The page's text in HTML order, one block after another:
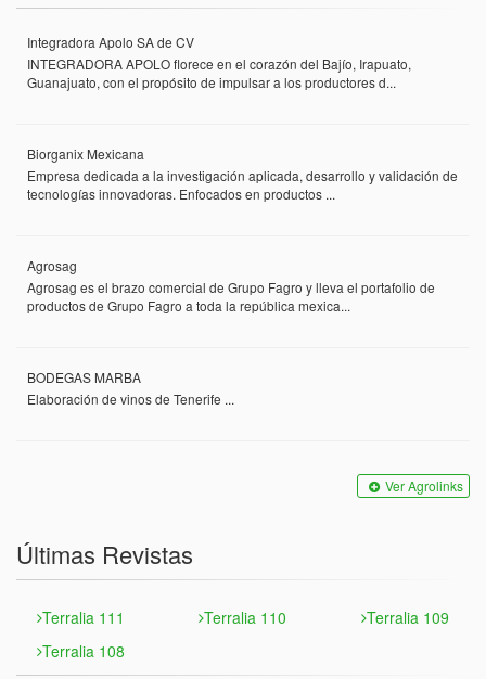
Integradora Apolo SA de CV
INTEGRADORA APOLO florece en el corazón del Bajío, Irapuato,
Guanajuato, con el propósito de impulsar a los productores d...
Biorganix Mexicana
Empresa dedicada a la investigación aplicada, desarrollo y validación de
tecnologías innovadoras. Enfocados en productos ...
Agrosag
Agrosag es el brazo comercial de Grupo Fagro y lleva el portafolio de
productos de Grupo Fagro a toda la república mexica...
BODEGAS MARBA
Elaboración de vinos de Tenerife ...
Ver Agrolinks
Últimas Revistas
Terralia 111 Terralia 110
Terralia 109
Terralia 108